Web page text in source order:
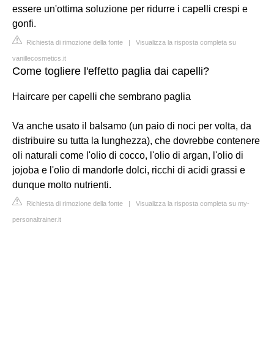
essere un'ottima soluzione per ridurre i capelli crespi e
gonfi.
Richiesta di rimozione della fonte | Visualizza la risposta completa su
vanillecosmetics.it
Come togliere l'effetto paglia dai capelli?
Haircare per capelli che sembrano paglia
Va anche usato il balsamo (un paio di noci per volta, da
distribuire su tutta la lunghezza), che dovrebbe contenere
oli naturali come l'olio di cocco, l'olio di argan, l'olio di
jojoba e l'olio di mandorle dolci, ricchi di acidi grassi e
dunque molto nutrienti.
Richiesta di rimozione della fonte | Visualizza la risposta completa su my-
personaltrainer.it